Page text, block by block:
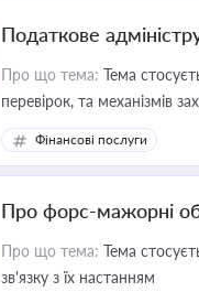
Податкове
Про що тема: Тема
перевірок, та механізмів
Фінансові послуги
Про форс-мажорні
Про що тема: Тема
зв'язку з їх настанням